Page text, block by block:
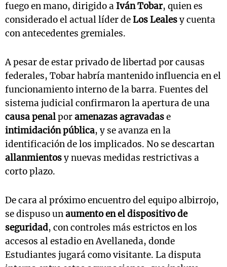
fuego en mano, dirigido a Iván Tobar, quien es
considerado el actual líder deLos Lealesy cuenta
con antecedentes gremiales.
A pesar de estar privado de libertad por causas
federales, Tobar habría mantenido influencia en el
funcionamiento interno de la barra. Fuentes del
sistema judicial confirmaron la apertura de una
causa penalporamenazas agravadase
intimidación pública, y se avanza en la
identificación de los implicados. No se descartan
allanmientosy nuevas medidas restrictivas a
corto plazo.
De cara al próximo encuentro del equipo albirrojo,
se dispuso unaumento en el dispositivo de
seguridad, con controles más estrictos en los
accesos al estadio en Avellaneda, donde
Estudiantes jugará como visitante. La disputa